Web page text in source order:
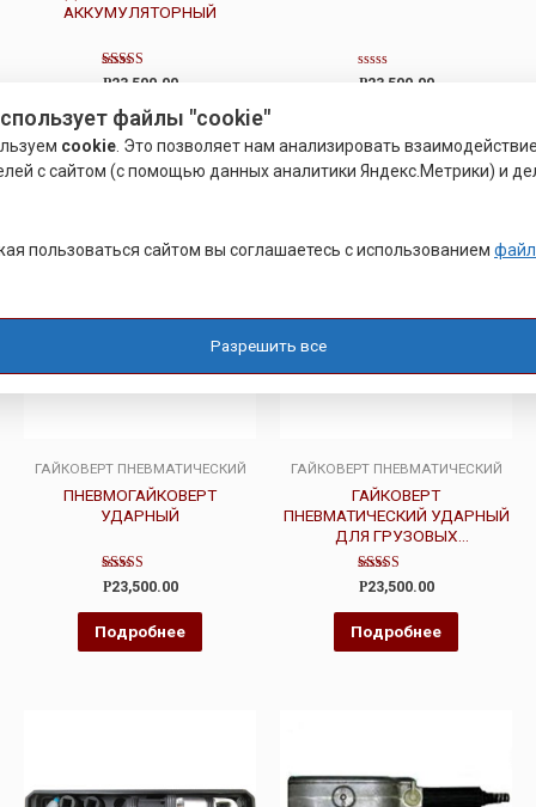
АККУМУЛЯТОРНЫЙ
Оценка
из 5
Р23,500.00
Подробнее
Оценка
Р23,500.00
ГАЙКОВЕРТ ПНЕВМАТИЧЕСКИЙ
ПНЕВМОГАЙКОВЕРТ
УДАРНЫЙ
Оценка
4.00
из 5
Р23,500.00
Подробнее
ГАЙКОВЕРТ ПНЕВМАТИЧЕСКИЙ
ГАЙКОВЕРТ
ПНЕВМАТИЧЕСКИЙ УДАРНЫЙ
ДЛЯ ГРУЗОВЫХ
АВТОМОБИЛЕЙ
Оценка
3.00
из 5
Р23,500.00
Подробнее
файлы "cookie"
cookie . Это позволяет нам анализировать
с сайтом (с помощью данных аналитики Яндекс.Метрики) и
пользоваться сайтом вы соглашаетесь с использованием
Разрешить все